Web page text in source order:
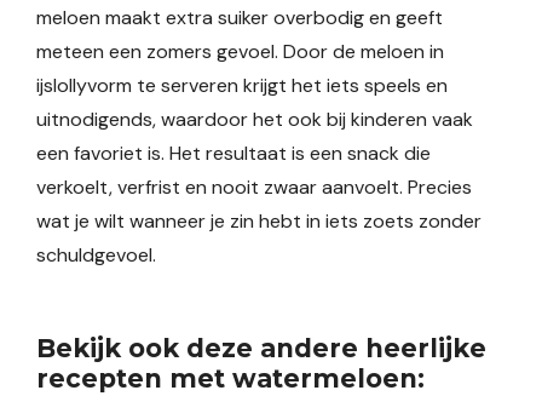
meloen maakt extra suiker overbodig en geeft
meteen een zomers gevoel. Door de meloen in
ijslollyvorm te serveren krijgt het iets speels en
uitnodigends, waardoor het ook bij kinderen vaak
een favoriet is. Het resultaat is een snack die
verkoelt, verfrist en nooit zwaar aanvoelt. Precies
wat je wilt wanneer je zin hebt in iets zoets zonder
schuldgevoel.
Bekijk ook deze andere heerlijke
recepten met watermeloen: